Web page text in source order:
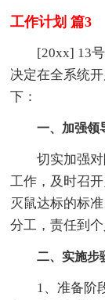
工作计划 篇3
[20xx] 13号
决定在全系统
下：
一、加强领
切实加强对
工作，及时召
灭鼠达标的标
分工，责任到
二、实施步
1、准备阶段